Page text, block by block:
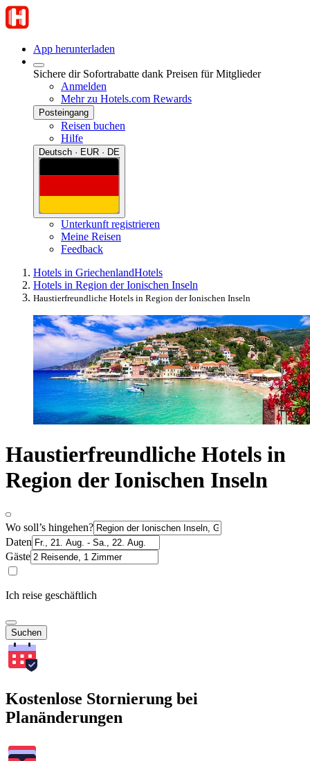
App herunterladen
Sichere dir Sofortrabatte dank Preisen für Mitglieder
Anmelden
Mehr zu Hotels.com Rewards
Posteingang
Reisen buchen
Hilfe
Deutsch · EUR · DE
Unterkunft registrieren
Meine Reisen
Feedback
Hotels in GriechenlandHotels
Hotels in Region der Ionischen Inseln
Haustierfreundliche Hotels in Region der Ionischen Inseln
Haustierfreundliche Hotels in
Region der Ionischen Inseln
Wo soll’s hingehen?
Daten
Gäste
Ich reise geschäftlich
Suchen
Kostenlose Stornierung bei
Planänderungen